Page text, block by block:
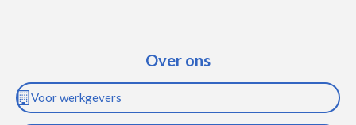
Over ons
Voor werkgevers